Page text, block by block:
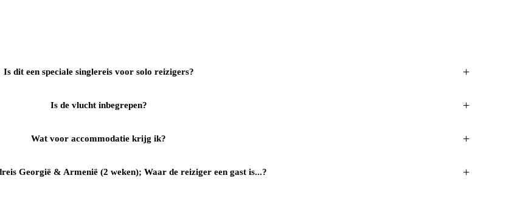
Is dit een speciale singlereis voor solo reizigers? +
Is de vlucht inbegrepen? +
Wat voor accommodatie krijg ik? +
Georgië & Armenië (2 weken); Waar de reiziger een gast is...? +